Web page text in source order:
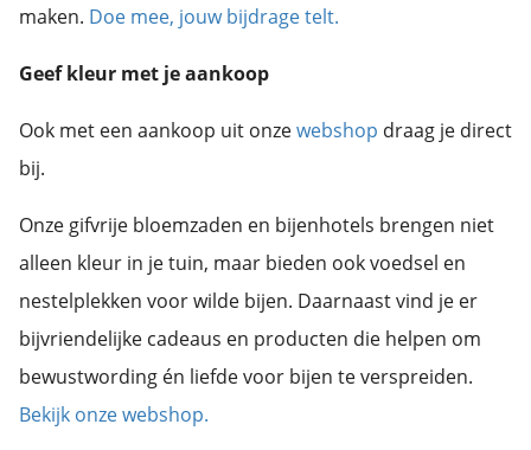
maken. Doe mee, jouw bijdrage telt.
Geef kleur met je aankoop
Ook met een aankoop uit onzewebshop draag je direct
bij.
Onze gifvrije bloemzaden en bijenhotels brengen niet
alleen kleur in je tuin, maar bieden ook voedsel en
nestelplekken voor wilde bijen. Daarnaast vind je er
bijvriendelijke cadeaus en producten die helpen om
bewustwording én liefde voor bijen te verspreiden.
Bekijk onze webshop.